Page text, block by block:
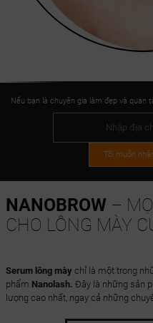
Nếu bạn là chuyên gia làm đẹp và quan
Tôi muốn
NANOBROW–
CHO LÔNG MÀY
Serum lông mày chỉ là một trong
phẩm Nanolash. Đây là những sản
lượng cao nhất, ngay cả những